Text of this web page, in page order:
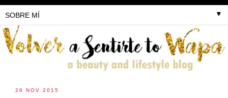
▼
26 NOV 2015